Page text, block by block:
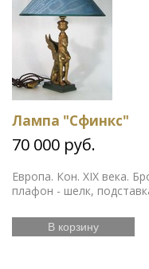
Лампа "Сфинкс"
70 000 руб.
Европа. Кон. XIX века.
плафон - шелк,
В корзину